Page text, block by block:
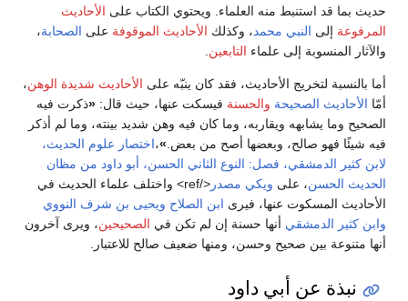
حديث بما قد استنبط منه العلماء. ويحتوي الكتاب على الأحاديث
المرفوعة إلى النبي محمد، وكذلك الأحاديث الموقوفة على الصحابة،
والآثار المنسوبة إلى علماء التابعين
أما بالنسبة لتخريج الأحاديث، فقد كان ينبّه على الأحاديث شديدة الوهن،
أمّا الأحاديث الصحيحة والحسنة فيسكت عنها، حيث قال: «ذكرت فيه
الصحيح وما يشابهه ويقاربه، وما كان فيه وهن شديد بينته، وما لم أذكر
فيه شيئًا فهو صالح، وبعضها أصح من بعض. »،اختصار علوم الحديث،
لابن كثير الدمشقي، فصل: النوع الثاني الحسن، أبو داود من مظان
الحديث الحسن، على ويكي مصدر
</ref> واختلف علماء الحديث في
الأحاديث المسكوت عنها، فيرى ابن الصلاح ويحيى بن شرف النووي
وابن كثير الدمشقي أنها حسنة إن لم تكن في الصحيحين، ويرى آخرون
أنها متنوعة بين صحيح وحسن، ومنها ضعيف صالح للاعتبار.
نبذة عن أبي داود